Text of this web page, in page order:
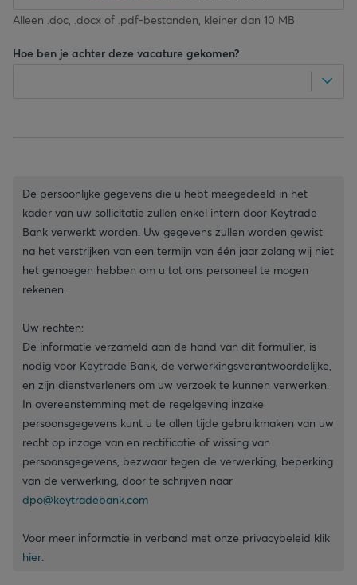
Alleen .doc, .docx of .pdf-bestanden, kleiner dan 10 MB
Hoe ben je achter deze vacature gekomen?
De persoonlijke gegevens die u hebt meegedeeld in het
kader van uw sollicitatie zullen enkel intern door Keytrade
Bank verwerkt worden. Uw gegevens zullen worden gewist
na het verstrijken van een termijn van één jaar zolang wij niet
het genoegen hebben om u tot ons personeel te mogen
rekenen.
Uw rechten:
De informatie verzameld aan de hand van dit formulier, is
nodig voor Keytrade Bank, de verwerkingsverantwoordelijke,
en zijn dienstverleners om uw verzoek te kunnen verwerken.
In overeenstemming met de regelgeving inzake
persoonsgegevens kunt u te allen tijde gebruikmaken van uw
recht op inzage van en rectificatie of wissing van
persoonsgegevens, bezwaar tegen de verwerking, beperking
van de verwerking, door te schrijven naar
dpo@keytradebank.com
Voor meer informatie in verband met onze privacybeleid klik
hier.